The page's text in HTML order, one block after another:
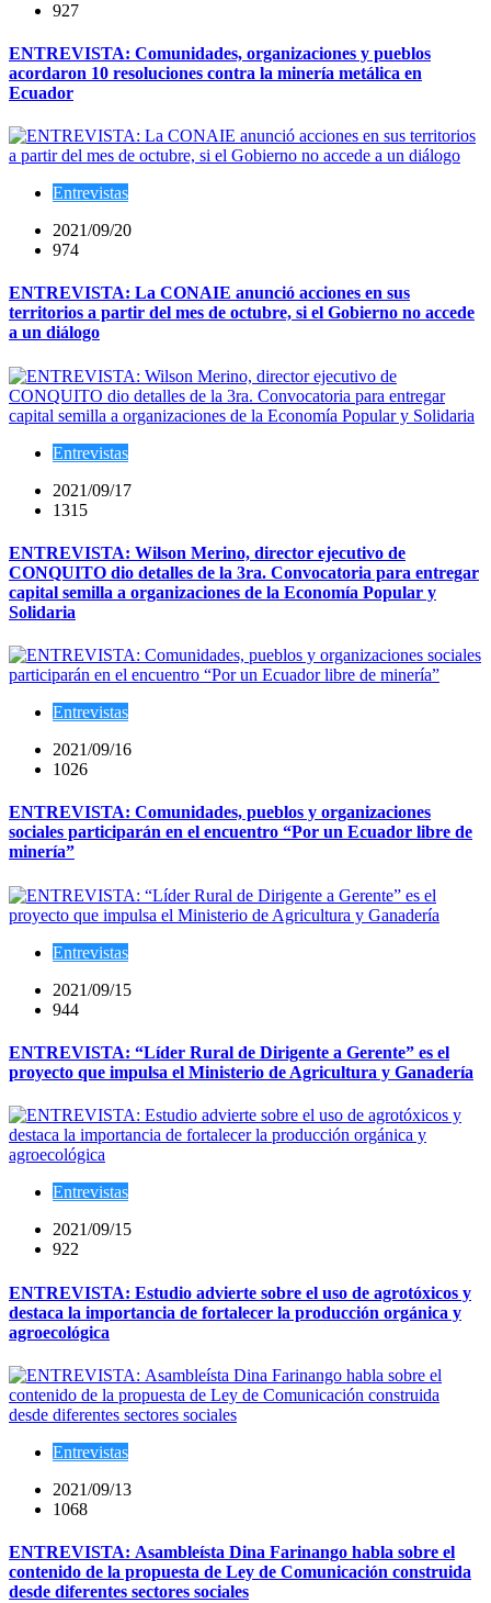
927
ENTREVISTA: Comunidades, organizaciones y pueblos
acordaron 10 resoluciones contra la minería metálica en
Ecuador
Entrevistas
2021/09/20
974
ENTREVISTA: La CONAIE anunció acciones en sus
territorios a partir del mes de octubre, si el Gobierno no accede
a un diálogo
Entrevistas
2021/09/17
1315
ENTREVISTA: Wilson Merino, director ejecutivo de
CONQUITO dio detalles de la 3ra. Convocatoria para entregar
capital semilla a organizaciones de la Economía Popular y
Solidaria
Entrevistas
2021/09/16
1026
ENTREVISTA: Comunidades, pueblos y organizaciones
sociales participarán en el encuentro “Por un Ecuador libre de
minería”
Entrevistas
2021/09/15
944
ENTREVISTA: “Líder Rural de Dirigente a Gerente” es el
proyecto que impulsa el Ministerio de Agricultura y Ganadería
Entrevistas
2021/09/15
922
ENTREVISTA: Estudio advierte sobre el uso de agrotóxicos y
destaca la importancia de fortalecer la producción orgánica y
agroecológica
Entrevistas
2021/09/13
1068
ENTREVISTA: Asambleísta Dina Farinango habla sobre el
contenido de la propuesta de Ley de Comunicación construida
desde diferentes sectores sociales